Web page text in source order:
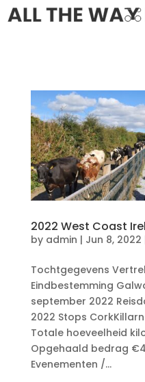
2022 West Coast
by admin | Jun 8, 2022
Tochtgegevens
Eindbestemming
september 2022
2022 Stops
Totale hoeveelheid
Opgehaald bedrag
Evenementen /...